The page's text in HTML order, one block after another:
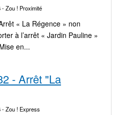
- Zou ! Proximité
« La Régence » non
à l’arrêt « Jardin Pauline »
en...
- Arrêt "La
- Zou ! Express